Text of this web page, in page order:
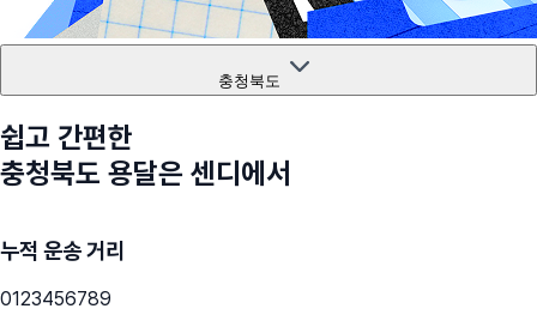
충청북도
쉽고 간편한
충청북도 용달은 센디에서
누적 운송 거리
0123456789